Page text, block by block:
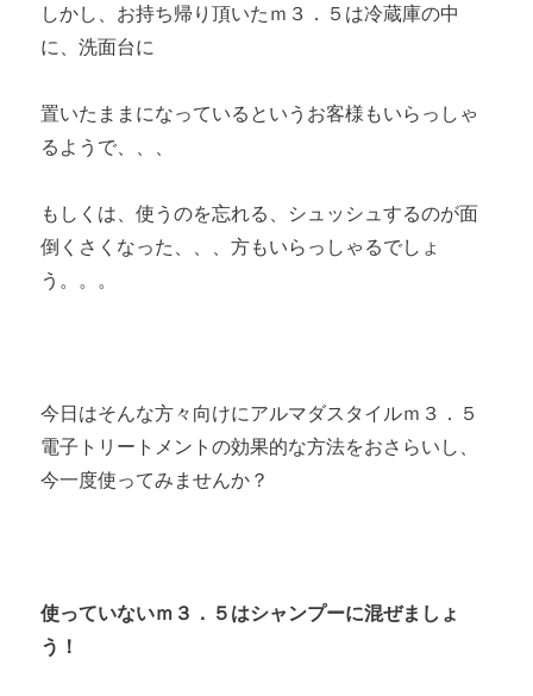
しかし、お持ち帰り頂いたｍ３．５は冷蔵庫の中
に、洗面台に
置いたままになっているというお客様もいらっしゃ
るようで、、、
もしくは、使うのを忘れる、シュッシュするのが面
倒くさくなった、、、方もいらっしゃるでしょ
う。。。
今日はそんな方々向けにアルマダスタイルｍ３．５
電子トリートメントの効果的な方法をおさらいし、
今一度使ってみませんか？
使っていないｍ３．５はシャンプーに混ぜましょ
う！